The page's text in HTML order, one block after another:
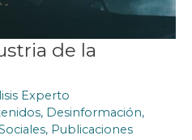
de la
Experto
, Desinformación,
, Publicaciones